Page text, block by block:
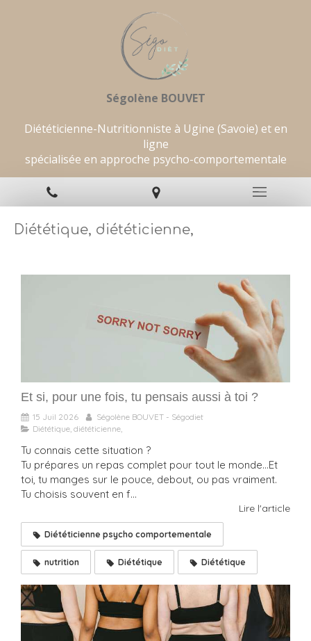
Ségolène BOUVET
Diététicienne-Nutritionniste à Ugine (Savoie) et en
ligne
spécialisée en approche psycho-comportementale
Diététique, diététicienne,
Et si, pour une fois, tu pensais aussi à toi ?
15 Juil 2026
Ségolène BOUVET - Ségodiet
Diététique, diététicienne,
Tu connais cette situation ?
Tu prépares un repas complet pour tout le monde…Et
toi, tu manges sur le pouce, debout, ou pas vraiment.
Tu choisis souvent en f...
Lire l'article
Diététicienne psycho comportementale
nutrition Diététique Diététique